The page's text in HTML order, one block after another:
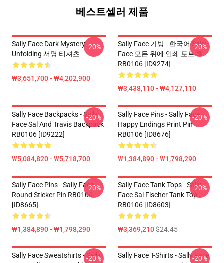
베스트셀러 제품
Sally Face Dark Mystery
Unfolding 서명 티셔츠
₩3,651,700 - ₩4,202,900
-20%
Sally Face 가방 - 한국어 Sally
Face 모든 위에 인쇄 토트 백
RB0106 [ID9274]
₩3,438,110 - ₩4,127,110
-20%
Sally Face Backpacks - Sally
Face Sal And Travis Backpack
RB0106 [ID9222]
₩5,084,820 - ₩5,718,700
-20%
Sally Face Pins - Sally Face
Happy Endings Print Pin
RB0106 [ID8676]
₩1,384,890 - ₩1,798,290
-20%
Sally Face Pins - Sally Face
Round Sticker Pin RB0106
[ID8665]
₩1,384,890 - ₩1,798,290
-20%
Sally Face Tank Tops - Sally
Face Sal Fischer Tank Top
RB0106 [ID8603]
₩3,369,210$24.45
-20%
Sally Face Sweatshirts - Sally
-20%
Sally Face T-Shirts - Sally Face
-20%